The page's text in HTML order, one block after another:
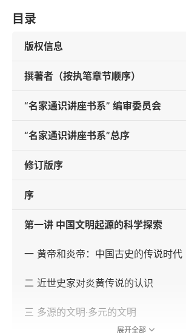
目录
版权信息
撰著者（按执笔章节顺序）
“名家通识讲座书系” 编审委员会
“名家通识讲座书系”总序
修订版序
序
第一讲 中国文明起源的科学探索
一 黄帝和炎帝：中国古史的传说时代
二 近世史家对炎黄传说的认识
三 多源的文明·多元的文明
展开全部